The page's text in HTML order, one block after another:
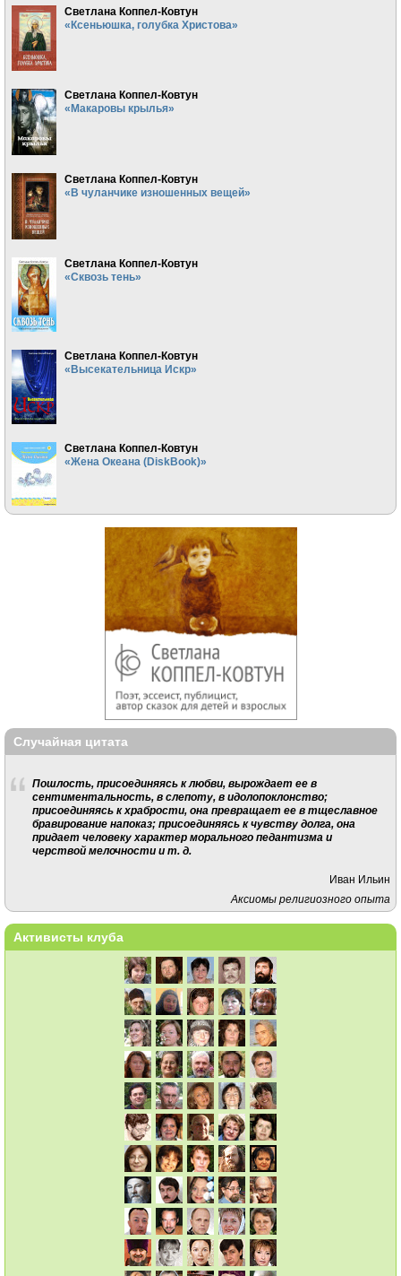
Светлана Коппел-Ковтун
«Ксеньюшка, голубка Христова»
Светлана Коппел-Ковтун
«Макаровы крылья»
Светлана Коппел-Ковтун
«В чуланчике изношенных вещей»
Светлана Коппел-Ковтун
«Сквозь тень»
Светлана Коппел-Ковтун
«Высекательница Искр»
Светлана Коппел-Ковтун
«Жена Океана (DiskBook)»
Случайная цитата
Пошлость, присоединяясь к любви, вырождает ее в
сентиментальность, в слепоту, в идолопоклонство;
присоединяясь к храбрости, она превращает ее в тщеславное
бравирование напоказ; присоединяясь к чувству долга, она
придает человеку характер морального педантизма и
черствой мелочности и т. д.
Иван Ильин
Аксиомы религиозного опыта
Активисты клуба